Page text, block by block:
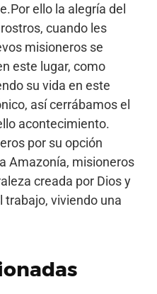
ello la alegría del
cuando les
misioneros se
este lugar, como
su vida en este
así cerrábamos el
acontecimiento.
por su opción
Amazonía, misioneros
creada por Dios y
trabajo, viviendo una